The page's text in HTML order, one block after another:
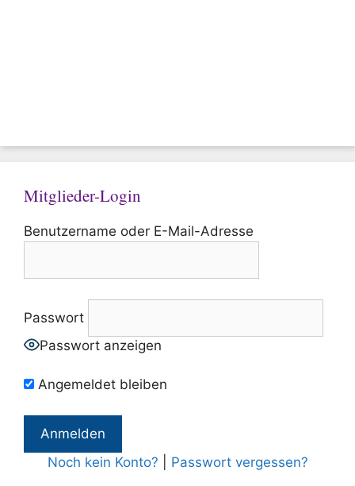
Mitglieder-Login
Benutzername oder E-Mail-Adresse
Passwort
Passwort anzeigen
Angemeldet bleiben
Noch kein Konto? Passwort vergessen?